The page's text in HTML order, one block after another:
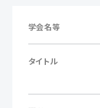
学会名等
タイトル